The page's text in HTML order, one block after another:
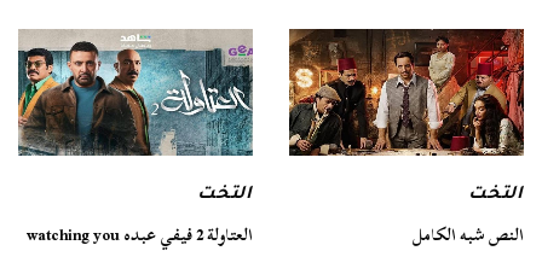
التخت
النص شبه الكامل
التخت
العتاولة 2 فيفي عبده watching you